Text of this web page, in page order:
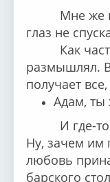
Мне же
глаз не
Как
размышлял.
получает
Адам, ты
И где-
Ну, зачем им
любовь
барского